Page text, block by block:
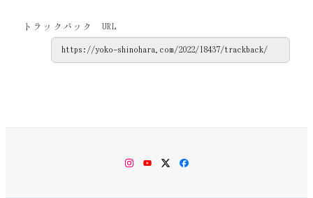
トラックバック URL
Instagram
YouTubeTwitterFacebook